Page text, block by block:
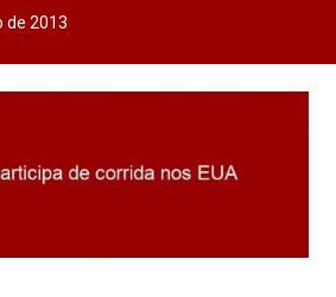
de 2013